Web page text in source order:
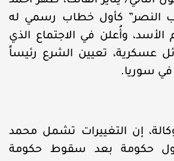
النصر” كأول خطاب رسمي له
وأُعلن في الاجتماع الذي
عسكرية، تعيين الشرع رئيساً
في سوريا.
إن التغييرات تشمل محمد
حكومة بعد سقوط حكومة